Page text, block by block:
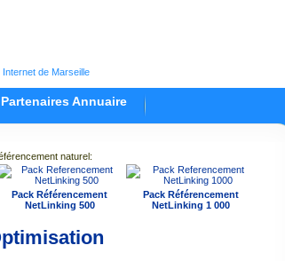
de Marseille
Partenaires Annuaire
naturel:
Pack Référencement
NetLinking 500
Pack Référencement
NetLinking 1 000